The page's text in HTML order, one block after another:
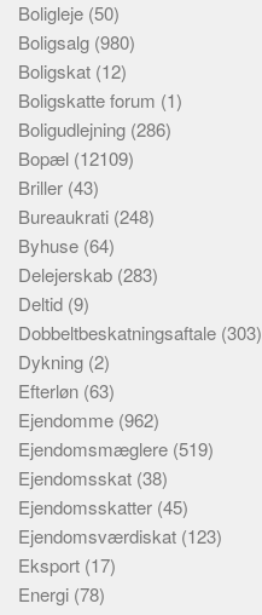
Boligleje (50)
Boligsalg (980)
Boligskat (12)
Boligskatte forum (1)
Boligudlejning (286)
Bopæl (12109)
Briller (43)
Bureaukrati (248)
Byhuse (64)
Delejerskab (283)
Deltid (9)
Dobbeltbeskatningsaftale (303)
Dykning (2)
Efterløn (63)
Ejendomme (962)
Ejendomsmæglere (519)
Ejendomsskat (38)
Ejendomsskatter (45)
Ejendomsværdiskat (123)
Eksport (17)
Energi (78)